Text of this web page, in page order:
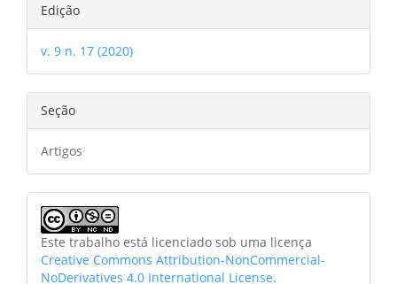
Edição
v. 9 n. 17 (2020)
Seção
Artigos
Este trabalho está licenciado sob uma licença
Creative Commons Attribution-NonCommercial-
NoDerivatives 4.0 International License.